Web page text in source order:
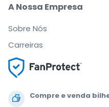
Compre e venda
A Nossa Empresa
Sobre Nós
Carreiras